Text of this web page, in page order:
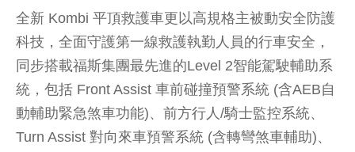
全新 Kombi 平頂救護車更以高規格主被動安全防護
科技，全面守護第一線救護執勤人員的行車安全，
同步搭載福斯集團最先進的Level 2智能駕駛輔助系
統，包括 Front Assist 車前碰撞預警系統 (含AEB自
動輔助緊急煞車功能)、前方行人/騎士監控系統、
Turn Assist 對向來車預警系統 (含轉彎煞車輔助)、